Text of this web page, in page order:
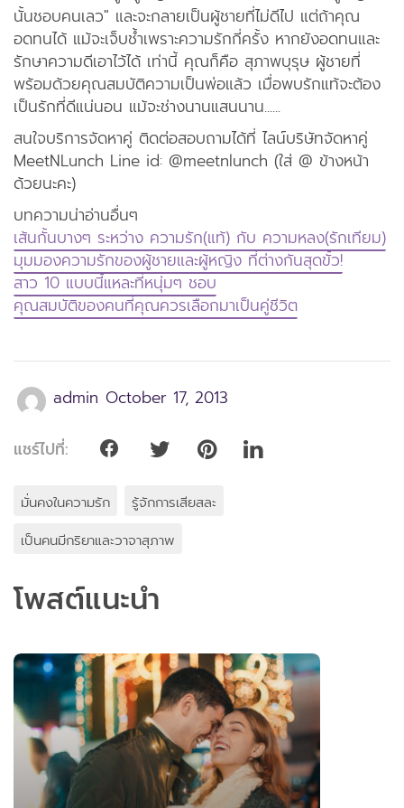
นั้นชอบคนเลว" และจะกลายเป็นผู้ชายที่ไม่ดีไป แต่ถ้าคุณ
อดทนได้ แม้จะเจ็บช้ำเพราะความรักกี่ครั้ง หากยังอดทนและ
รักษาความดีเอาไว้ได้ เท่านี้ คุณก็คือ สุภาพบุรุษ ผู้ชายที่
พร้อมด้วยคุณสมบัติความเป็นพ่อแล้ว เมื่อพบรักแท้จะต้อง
เป็นรักที่ดีแน่นอน แม้จะช่างนานแสนนาน......
สนใจบริการจัดหาคู่ ติดต่อสอบถามได้ที่ ไลน์บริษัทจัดหาคู่
MeetNLunch Line id: @meetnlunch (ใส่ @ ข้างหน้า
ด้วยนะคะ)
บทความน่าอ่านอื่นๆ
เส้นกั้นบางๆ ระหว่าง ความรัก(แท้) กับ ความหลง(รักเทียม)
มุมมองความรักของผู้ชายและผู้หญิง ที่ต่างกันสุดขั้ว!
สาว 10 แบบนี้แหละที่หนุ่มๆ ชอบ
คุณสมบัติของคนที่คุณควรเลือกมาเป็นคู่ชีวิต
admin October 17, 2013
แชร์ไปที่:
มั่นคงในความรัก
รู้จักการเสียสละ
เป็นคนมีกริยาและวาจาสุภาพ
โพสต์แนะนำ